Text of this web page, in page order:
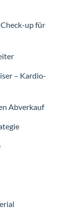
up für
– Kardio-
Abverkauf